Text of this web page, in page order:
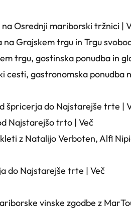
Osrednji mariborski tržnici |
Grajskem trgu in Trgu
trgu, gostinska ponudba in
gastronomska ponudba
špricerja do Najstarejše trte |
Najstarejšo trto | Več
z Natalijo Verboten, Alfi
do Najstarejše trte | Več
vinske zgodbe z